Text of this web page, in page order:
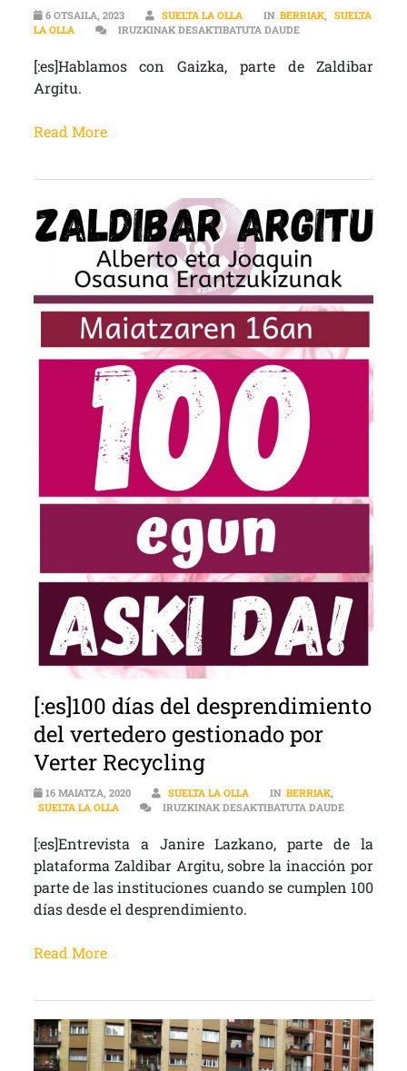
6 OTSAILA, 2023 SUELTA LA OLLA IN BERRIAK, SUELTA
LA OLLA
IRUZKINAK DESAKTIBATUTA DAUDE[:ES]“UNO DE LOS
[:es]Hablamos con Gaizka, parte de Zaldibar
Argitu.
Read More
[:es]100 días del desprendimiento
del vertedero gestionado por
Verter Recycling
16 MAIATZA, 2020 SUELTA LA OLLA IN BERRIAK,
SUELTA LA OLLA
IRUZKINAK DESAKTIBATUTA DAUDE[:ES]100
[:es]Entrevista a Janire Lazkano, parte de la
plataforma Zaldibar Argitu, sobre la inacción por
parte de las instituciones cuando se cumplen 100
días desde el desprendimiento.
Read More